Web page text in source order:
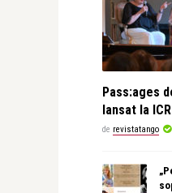
Pass:ages
lansat la
de revistatango